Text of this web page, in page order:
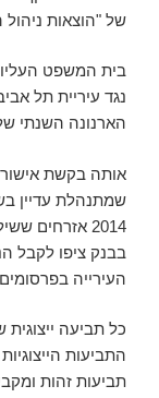
של "הוצאות
בית המשפט
נגד עיריית תל
הארנונה השנתי
אותה בקשת אישור
2014
העירייה
כל תביעה
התביעות
תביעות זהות